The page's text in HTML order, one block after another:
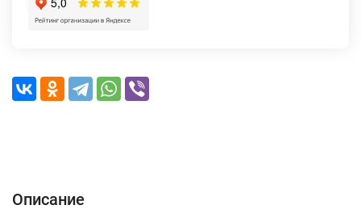
Описание